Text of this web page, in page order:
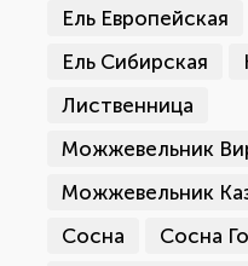
Ель Европейская
Ель Сибирская
Лиственница
Можжевельник
Можжевельник
Сосна
Сосна